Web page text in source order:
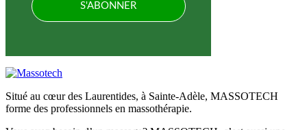
Situé au cœur des Laurentides, à Sainte-Adèle, MASSOTECH
forme des professionnels en massothérapie.